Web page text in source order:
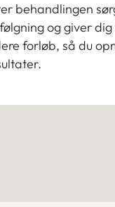
behandlingen
og giver
forløb, så du